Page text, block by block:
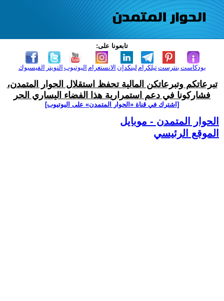
تابعونا على:
الفيسبوك التويتر اليوتيوب الانستغرام لينكدإن تيلكرامبنترست بودكاست
تبرعاتكم وتبرعاتكن المالية تحفظ استقلال الحوار المتمدن،
فشاركونا في دعم استمرارية هذا الفضاء اليساري الحر
[اشترك في قناة ‫«الحوار المتمدن» على اليوتيوب]
الحوار المتمدن - موبايل
الموقع الرئيسي